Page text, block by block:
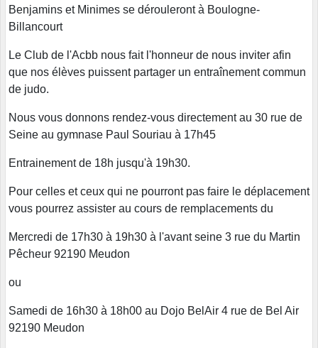
Benjamins et Minimes se dérouleront à Boulogne-
Billancourt
Le Club de l'Acbb nous fait l'honneur de nous inviter afin
que nos élèves puissent partager un entraînement commun
de judo.
Nous vous donnons rendez-vous directement au 30 rue de
Seine au gymnase Paul Souriau à 17h45
Entrainement de 18h jusqu'à 19h30.
Pour celles et ceux qui ne pourront pas faire le déplacement
vous pourrez assister au cours de remplacements du
Mercredi de 17h30 à 19h30 à l'avant seine 3 rue du Martin
Pêcheur 92190 Meudon
ou
Samedi de 16h30 à 18h00 au Dojo BelAir 4 rue de Bel Air
92190 Meudon